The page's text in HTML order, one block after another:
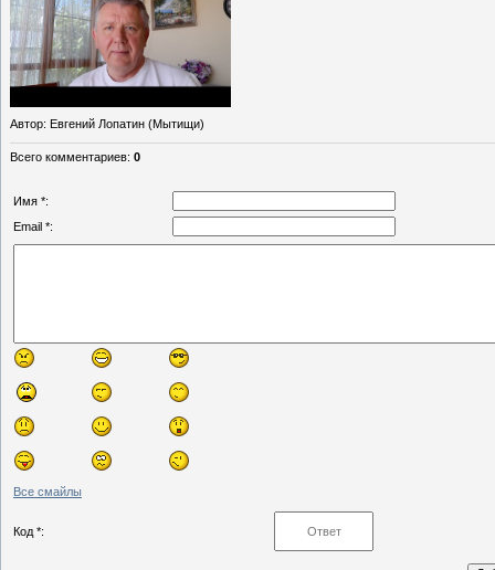
Автор: Евгений Лопатин (Мытищи)
Всего комментариев: 0
Имя *:
Email *:
Все смайлы
Код *: